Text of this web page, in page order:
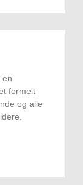
en
formelt
og alle